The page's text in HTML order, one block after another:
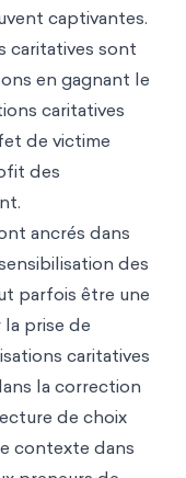
captivantes.
caritatives sont
en gagnant le
caritatives
de victime
des
ancrés dans
des
parfois être une
prise de
caritatives
la correction
de choix
contexte dans